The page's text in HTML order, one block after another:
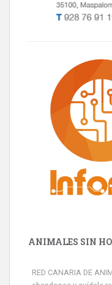
ANIMALES SIN
RED CANARIA DE